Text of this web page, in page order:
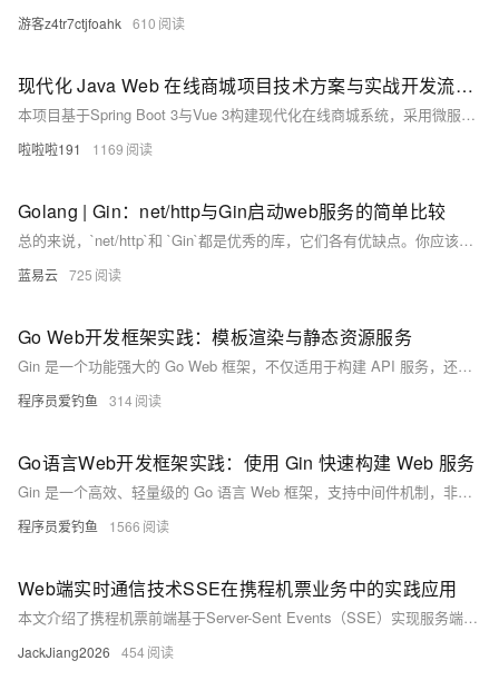
游客z4tr7ctjfoahk 610
现代化 Java Web 在线商城项目技术方案与实战开发流程及核心功能实现详解
本项目基于Spring Boot 3与Vue 3构建现代化在线商城系统，采用微服务架构，整合Spring Cloud、Redis、MySQL等技术，涵盖用户认证、商品管理、购物车功能，并支持Docker容器化部署与Kubernetes编排。提供完整CI/CD流程，助力高效开发与扩展。
啦啦啦191 1169
Golang | Gin：net/http与Gin启动web服务的简单比较
总的来说，`net/http`和 `Gin`都是优秀的库，它们各有优缺点。你应该根据你的需求和经验来选择最适合你的工具。希望这个比较可以帮助你做出决策。
蓝易云 725
Go Web开发框架实践：模板渲染与静态资源服务
Gin 是一个功能强大的 Go Web 框架，不仅适用于构建 API 服务，还支持 HTML 模板渲染和静态资源托管。它可以帮助开发者快速搭建中小型网站，并提供灵活的模板语法、自定义函数、静态文件映射等功能，同时兼容 Go 的 html/template 引擎，具备高效且安全的页面渲染能力。
程序员爱钓鱼 314
Go语言Web开发框架实践：使用 Gin 快速构建 Web 服务
Gin 是一个高效、轻量级的 Go 语言 Web 框架，支持中间件机制，非常适合开发 RESTful API。本文从安装到进阶技巧全面解析 Gin 的使用：快速入门示例（Hello Gin）、定义 RESTful 用户服务（增删改查接口实现），以及推荐实践如参数校验、中间件和路由分组等。通过对比标准库 `net/http`，Gin 提供更简洁灵活的开发体验。此外，还推荐了 GORM、Viper、Zap 等配合使用的工具库，助力高效开发。
程序员爱钓鱼 1566
Web端实时通信技术SSE在携程机票业务中的实践应用
本文介绍了携程机票前端基于Server-Sent Events（SSE）实现服务端推送的企业级全链路通用技术解决方案。文章深入探讨了 SSE 技术在应用过程中包括方案对比、技术选型、链路层优化以及实际效果等多维度的技术细节，为类似使用场景提供普适性参考和借鉴。该方案设计目标是实现通用性，适用于各种网络架构和业务场景。
JackJiang2026 454